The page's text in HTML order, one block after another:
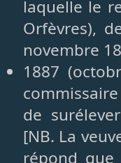
laquelle le
Orfèvres),
novembre
1887
de
[NB. La
répond que